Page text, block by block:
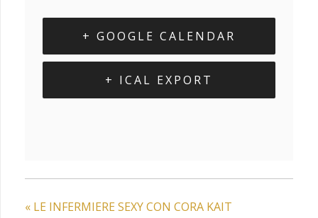
+ GOOGLE CALENDAR
+ ICAL EXPORT
« LE INFERMIERE SEXY CON CORA KAIT